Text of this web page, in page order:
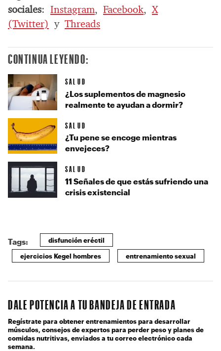
sociales: Instagram, Facebook,X
(Twitter) y Threads
CONTINUA LEYENDO:
SALUD
¿Los suplementos de magnesio
realmente te ayudan a dormir?
SALUD
¿Tu pene se encoge mientras
envejeces?
SALUD
11 Señales de que estás sufriendo una
crisis existencial
Tags: disfunción eréctil
ejercicios Kegel hombres entrenamiento sexual
DALE POTENCIA A TU BANDEJA DE ENTRADA
Regístrate para obtener entrenamientos para desarrollar
músculos, consejos de expertos para perder peso y planes de
comidas nutritivas, enviados a tu correo electrónico cada
semana.